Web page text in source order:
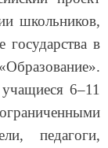
школьников,
государства в
6–11
педагоги,